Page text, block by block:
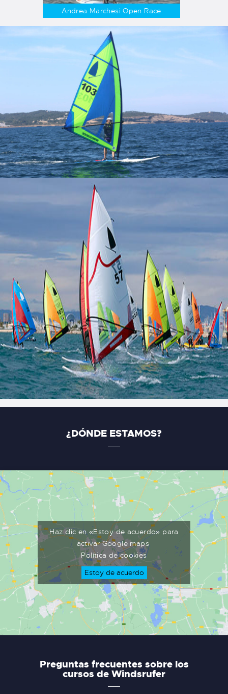
Andrea Marchesi Open Race
¿DÓNDE ESTAMOS?
Haz clic en «Estoy de acuerdo» para
activar Google maps
Política de cookies
Estoy de acuerdo
Preguntas frecuentes sobre los
cursos de Windsrufer